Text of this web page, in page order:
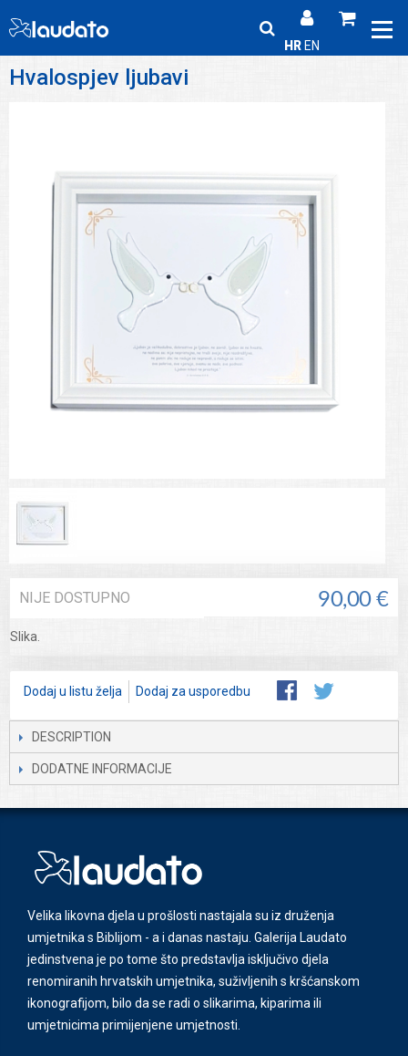
HR EN
Hvalospjev ljubavi
90,00 €
NIJE DOSTUPNO
Slika.
Dodaj u listu želja Dodaj za usporedbu
DESCRIPTION
DODATNE INFORMACIJE
Velika likovna djela u prošlosti nastajala su iz druženja
umjetnika s Biblijom - a i danas nastaju. Galerija Laudato
jedinstvena je po tome što predstavlja isključivo djela
renomiranih hrvatskih umjetnika, suživljenih s kršćanskom
ikonografijom, bilo da se radi o slikarima, kiparima ili
umjetnicima primijenjene umjetnosti.